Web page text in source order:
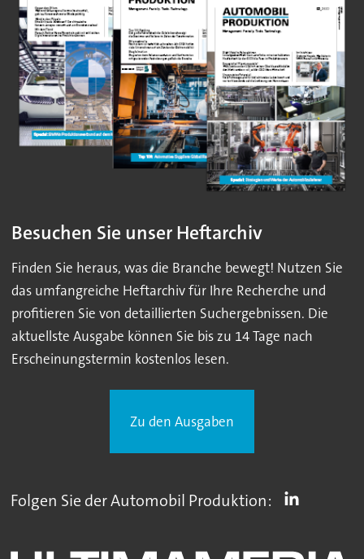
Besuchen Sie unser Heftarchiv
Finden Sie heraus, was die Branche bewegt! Nutzen Sie
das umfangreiche Heftarchiv für Ihre Recherche und
profitieren Sie von detaillierten Suchergebnissen. Die
aktuellste Ausgabe können Sie bis zu 14 Tage nach
Erscheinungstermin kostenlos lesen.
Zu den Ausgaben
Folgen Sie der Automobil Produktion: